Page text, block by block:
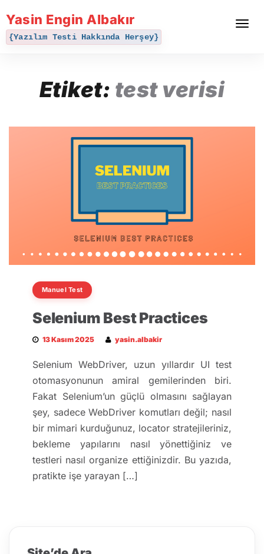
Toggle
Yasin Engin Albakır
{Yazılım Testi Hakkında Herşey}
Etiket: test verisi
Manuel Test
Selenium Best Practices
13 Kasım 2025 yasin.albakir
Selenium WebDriver, uzun yıllardır UI test
otomasyonunun amiral gemilerinden biri.
Fakat Selenium’un güçlü olmasını sağlayan
şey, sadece WebDriver komutları değil; nasıl
bir mimari kurduğunuz, locator stratejileriniz,
bekleme yapılarını nasıl yönettiğiniz ve
testleri nasıl organize ettiğinizdir. Bu yazıda,
pratikte işe yarayan […]